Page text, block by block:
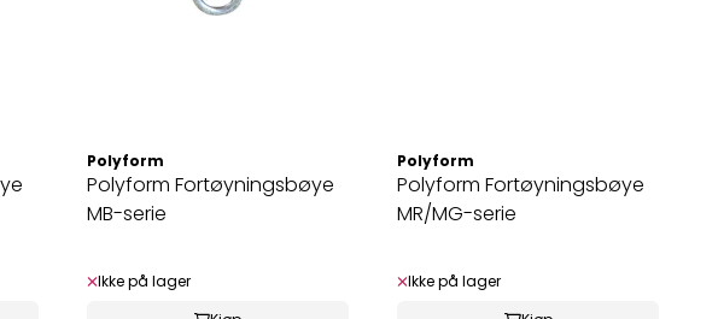
Polyform
Polyform Fortøyningsbøye
MB-serie
Ikke på lager
Polyform
Polyform Fortøyningsbøye
MR/MG-serie
Ikke på lager